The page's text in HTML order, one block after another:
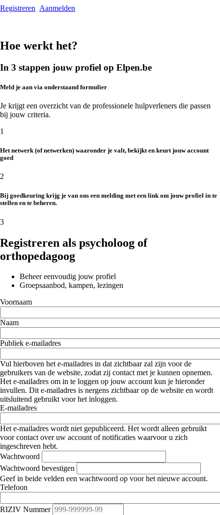
Registreren Aanmelden
Hoe werkt het?
In 3 stappen jouw profiel op Elpen.be
Meld je aan via onderstaand formulier
Je krijgt een overzicht van de professionele hulpverleners die passen
bij jouw criteria.
1
Het netwerk (of netwerken) waaronder je valt, bekijkt en keurt jouw account
goed
2
Bij goedkeuring krijg je van ons een melding met een link om jouw profiel in te
stellen en te beheren.
3
Registreren als psycholoog of
orthopedagoog
Beheer eenvoudig jouw profiel
Groepsaanbod, kampen, lezingen
Voornaam
Naam
Publiek e-mailadres
Vul hierboven het e-mailadres in dat zichtbaar zal zijn voor de
gebruikers van de website, zodat zij contact met je kunnen opnemen.
Het e-mailadres om in te loggen op jouw account kun je hieronder
invullen. Dit e-mailadres is nergens zichtbaar op de website en wordt
uitsluitend gebruikt voor het inloggen.
E-mailadres
Het e-mailadres wordt niet gepubliceerd. Het wordt alleen gebruikt
voor contact over uw account of notificaties waarvoor u zich
ingeschreven hebt.
Wachtwoord
Wachtwoord bevestigen
Geef in beide velden een wachtwoord op voor het nieuwe account.
Telefoon
RIZIV Nummer